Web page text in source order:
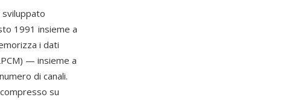
sviluppato
1991 insieme a
i dati
— insieme a
di canali.
su